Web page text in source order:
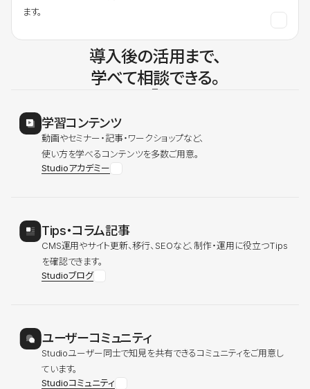
ます。
導入後の活用まで、
学べて相談できる。
学習コンテンツ
動画やセミナー・記事・ワークショップなど、
使い方を学べるコンテンツを多数ご用意。
Studioアカデミー
Tips・コラム記事
CMS運用やサイト更新、移行、SEOなど、制作・運用に役立つTips
を確認できます。
Studioブログ
ユーザーコミュニティ
Studioユーザー同士で知見を共有できるコミュニティをご用意し
ています。
Studioコミュニティ